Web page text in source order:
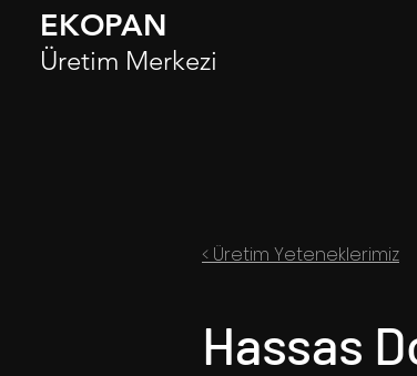
EKOPAN
Üretim Merkezi
< Üretim Yeteneklerimiz
Hassas